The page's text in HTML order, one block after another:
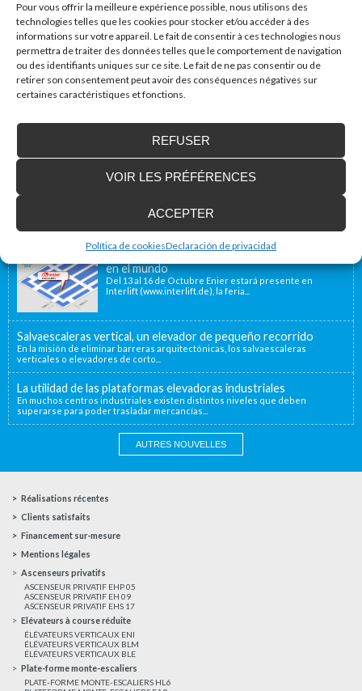
Pour vous offrir la meilleure expérience possible, nous utilisons des
technologies telles que les cookies pour stocker et/ou accéder à des
informations sur votre appareil. Le fait de consentir à ces technologies nous
permettra de traiter des données telles que le comportement de navigation
ou des identifiants uniques sur ce site. Le fait de ne pas consentir ou de
retirer son consentement peut avoir des conséquences négatives sur
certaines caractéristiques et fonctions.
ACCEPTER
REFUSER
VOIR LES PRÉFÉRENCES
Política de cookiesDeclaración de privacidad
Nous installons des plates-formes élévatrices
pour les personnes à mobilité réduite, y
Notre emplacement géographique proche de la
Enier estará presente en Interlift, la feria líder
en el mundo
Del 13 al 16 de Octubre Enier estará presente en
Interlift (www.interlift.de), la feria...
Salvaescaleras vertical, un elevador de pequeño recorrido
En la misión de eliminar barreras arquitectónicas, los salvaescaleras
verticales o elevadores de corto...
La utilidad de las plataformas elevadoras industriales
En muchos centros industriales existen distintos niveles que deben
superarse para poder trasladar mercancías...
AUTRES NOUVELLES
Réalisations récentes
Clients satisfaits
Financement sur-mesure
Mentions légales
Ascenseurs privatifs
ASCENSEUR PRIVATIF EHP 05
ASCENSEUR PRIVATIF EH 09
ASCENSEUR PRIVATIF EHS 17
Elévateurs à course réduite
ÉLÉVATEURS VERTICAUX ENI
ÉLÉVATEURS VERTICAUX BLM
ÉLÉVATEURS VERTICAUX BLE
Plate-forme monte-escaliers
PLATE-FORME MONTE-ESCALIERS HL6